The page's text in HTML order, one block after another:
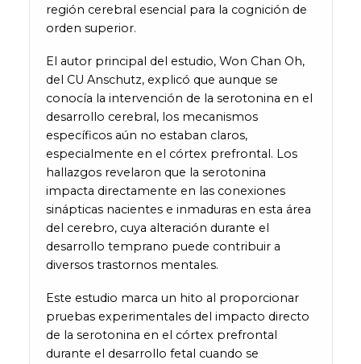
región cerebral esencial para la cognición de
orden superior.
El autor principal del estudio, Won Chan Oh,
del CU Anschutz, explicó que aunque se
conocía la intervención de la serotonina en el
desarrollo cerebral, los mecanismos
específicos aún no estaban claros,
especialmente en el córtex prefrontal. Los
hallazgos revelaron que la serotonina
impacta directamente en las conexiones
sinápticas nacientes e inmaduras en esta área
del cerebro, cuya alteración durante el
desarrollo temprano puede contribuir a
diversos trastornos mentales.
Este estudio marca un hito al proporcionar
pruebas experimentales del impacto directo
de la serotonina en el córtex prefrontal
durante el desarrollo fetal cuando se